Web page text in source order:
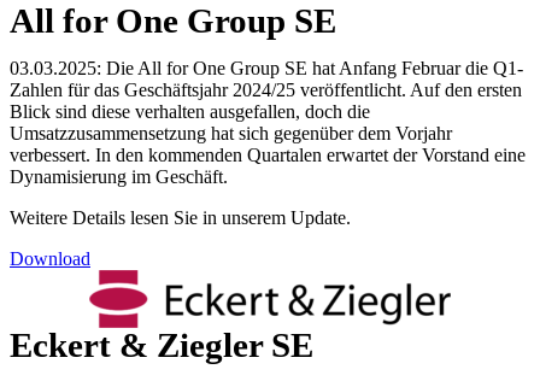
All for One Group SE
03.03.2025: Die All for One Group SE hat Anfang Februar die Q1-
Zahlen für das Geschäftsjahr 2024/25 veröffentlicht. Auf den ersten
Blick sind diese verhalten ausgefallen, doch die
Umsatzzusammensetzung hat sich gegenüber dem Vorjahr
verbessert. In den kommenden Quartalen erwartet der Vorstand eine
Dynamisierung im Geschäft.
Weitere Details lesen Sie in unserem Update.
Download
Eckert & Ziegler SE